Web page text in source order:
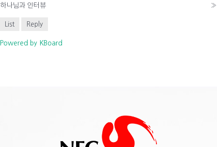
하나님과 인터뷰 »
List Reply
Powered by KBoard